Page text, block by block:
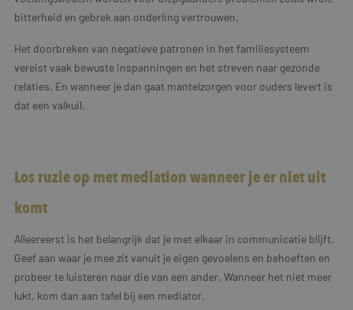
bitterheid en gebrek aan onderling vertrouwen.
Het doorbreken van negatieve patronen in het familiesysteem
vereist vaak bewuste inspanningen en het streven naar gezonde
relaties. En wanneer je dan gaat mantelzorgen voor ouders levert is
dat een valkuil.
Los ruzie op met mediation wanneer je er niet uit
komt
Alleereerst is het belangrijk dat je met elkaar in communicatie blijft.
Geef aan waar je mee zit vanuit je eigen gevoelens en behoeften en
probeer te luisteren naar die van een ander. Wanneer het niet meer
lukt, kom dan aan tafel bij een mediator.